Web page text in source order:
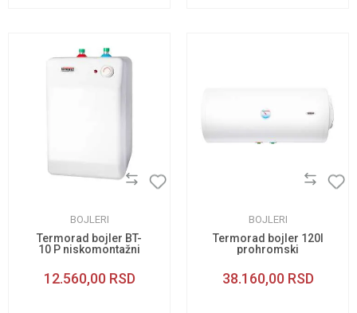
BOJLERI
Termorad bojler BT-
10 P niskomontažni
12.560,00 RSD
BOJLERI
Termorad bojler 120l
prohromski
38.160,00 RSD